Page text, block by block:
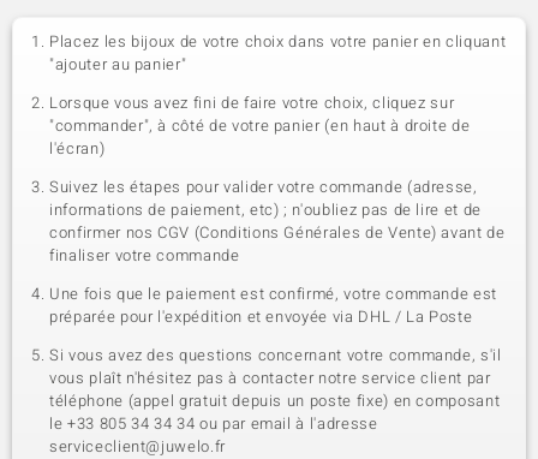
Placez les bijoux de votre choix dans votre panier en cliquant
"ajouter au panier"
Lorsque vous avez fini de faire votre choix, cliquez sur
"commander", à côté de votre panier (en haut à droite de
l'écran)
Suivez les étapes pour valider votre commande (adresse,
informations de paiement, etc) ; n'oubliez pas de lire et de
confirmer nos CGV (Conditions Générales de Vente) avant de
finaliser votre commande
Une fois que le paiement est confirmé, votre commande est
préparée pour l'expédition et envoyée via DHL / La Poste
Si vous avez des questions concernant votre commande, s'il
vous plaît n'hésitez pas à contacter notre service client par
téléphone (appel gratuit depuis un poste fixe) en composant
le +33 805 34 34 34 ou par email à l'adresse
serviceclient@juwelo.fr